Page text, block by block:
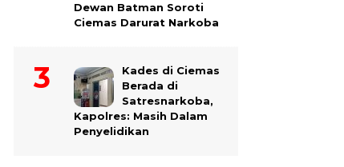
Dewan Batman Soroti
Ciemas Darurat Narkoba
Kades di Ciemas
Berada di
Satresnarkoba,
Kapolres: Masih Dalam
Penyelidikan